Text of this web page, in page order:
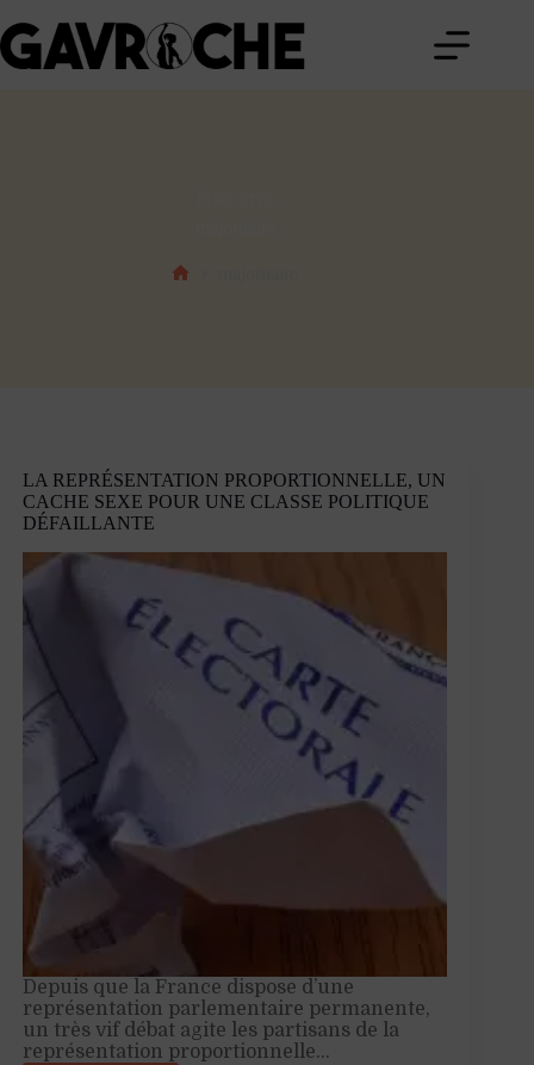
au
contenu
LA REPRÉSENTATION PROPORTIONNELLE, UN
CACHE SEXE POUR UNE CLASSE POLITIQUE
DÉFAILLANTE
Depuis que la France dispose d’une
représentation parlementaire permanente,
un très vif débat agite les partisans de la
représentation proportionnelle…